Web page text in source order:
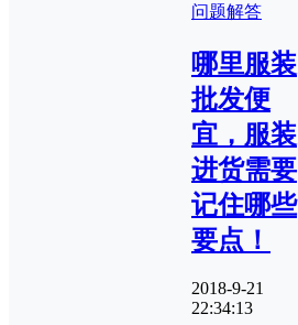
问题解答
哪里服装
批发便
宜，服装
进货需要
记住哪些
要点！
2018-9-21
22:34:13